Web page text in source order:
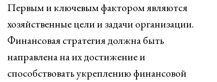
Первым и ключевым фактором являются
хозяйственные цели и задачи организации.
Финансовая стратегия должна быть
направлена на их достижение и
способствовать укреплению финансовой